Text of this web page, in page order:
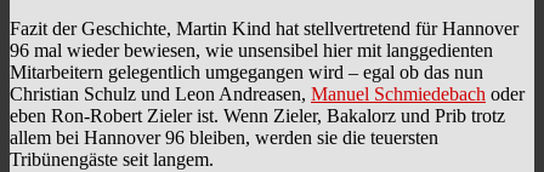
Fazit der Geschichte, Martin Kind hat stellvertretend für Hannover
96 mal wieder bewiesen, wie unsensibel hier mit langgedienten
Mitarbeitern gelegentlich umgegangen wird – egal ob das nun
Christian Schulz und Leon Andreasen, Manuel Schmiedebach oder
eben Ron-Robert Zieler ist. Wenn Zieler, Bakalorz und Prib trotz
allem bei Hannover 96 bleiben, werden sie die teuersten
Tribünengäste seit langem.